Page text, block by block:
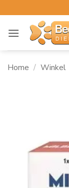
naar
inhoud
Home / Winkel